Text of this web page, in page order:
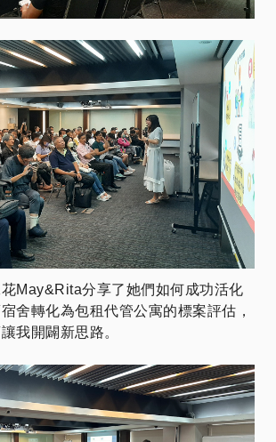
May&Rita分享了她們如何成功活化
舍轉化為包租代管公寓的標案評估，
我開闢新思路。